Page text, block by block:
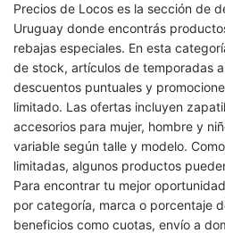
Precios de Locos es la sección de
Uruguay donde encontrás
rebajas especiales. En esta
de stock, artículos de temporadas
descuentos puntuales y
limitado. Las ofertas incluyen
accesorios para mujer, hombre y
variable según talle y modelo.
limitadas, algunos productos
Para encontrar tu mejor
por categoría, marca o porcentaje
beneficios como cuotas, envío a